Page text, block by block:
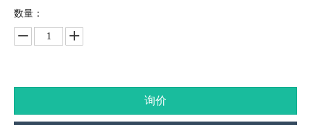
数量：
询价